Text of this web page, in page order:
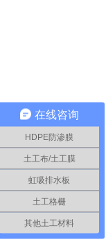
在线咨询
HDPE防渗膜
土工布/土工膜
虹吸排水板
土工格栅
其他土工材料